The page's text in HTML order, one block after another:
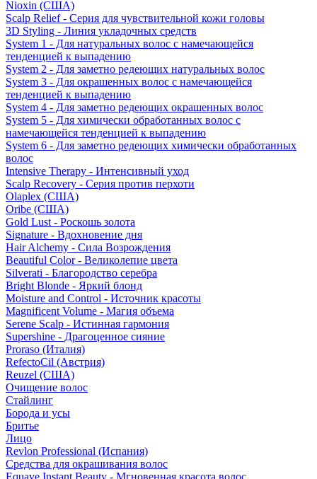
Nioxin (США)
Scalp Relief - Серия для чувствительной кожи головы
3D Styling - Линия укладочных средств
System 1 - Для натуральных волос с намечающейся
тенденцией к выпадению
System 2 - Для заметно редеющих натуральных волос
System 3 - Для окрашенных волос с намечающейся
тенденцией к выпадению
System 4 - Для заметно редеющих окрашенных волос
System 5 - Для химически обработанных волос с
намечающейся тенденцией к выпадению
System 6 - Для заметно редеющих химически обработанных
волос
Intensive Therapy - Интенсивный уход
Scalp Recovery - Серия против перхоти
Olaplex (США)
Oribe (США)
Gold Lust - Роскошь золота
Signature - Вдохновение дня
Hair Alchemy - Сила Возрождения
Beautiful Color - Великолепие цвета
Silverati - Благородство серебра
Bright Blonde - Яркий блонд
Moisture and Control - Источник красоты
Magnificent Volume - Магия объема
Serene Scalp - Истинная гармония
Supershine - Драгоценное сияние
Proraso (Италия)
RefectoCil (Австрия)
Reuzel (США)
Очищение волос
Стайлинг
Борода и усы
Бритье
Лицо
Revlon Professional (Испания)
Средства для окрашивания волос
Equave Instant Beauty - Мгновенная красота волос